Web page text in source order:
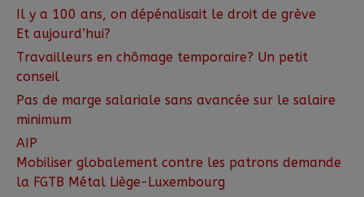
Il y a 100 ans, on dépénalisait le droit de grève
Et aujourd’hui?
Travailleurs en chômage temporaire? Un petit
conseil
Pas de marge salariale sans avancée sur le salaire
minimum
AIP
Mobiliser globalement contre les patrons demande
la FGTB Métal Liège-Luxembourg